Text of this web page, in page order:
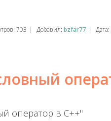
703 | Добавил: bzfar77 | Дата:
оператор в C++"